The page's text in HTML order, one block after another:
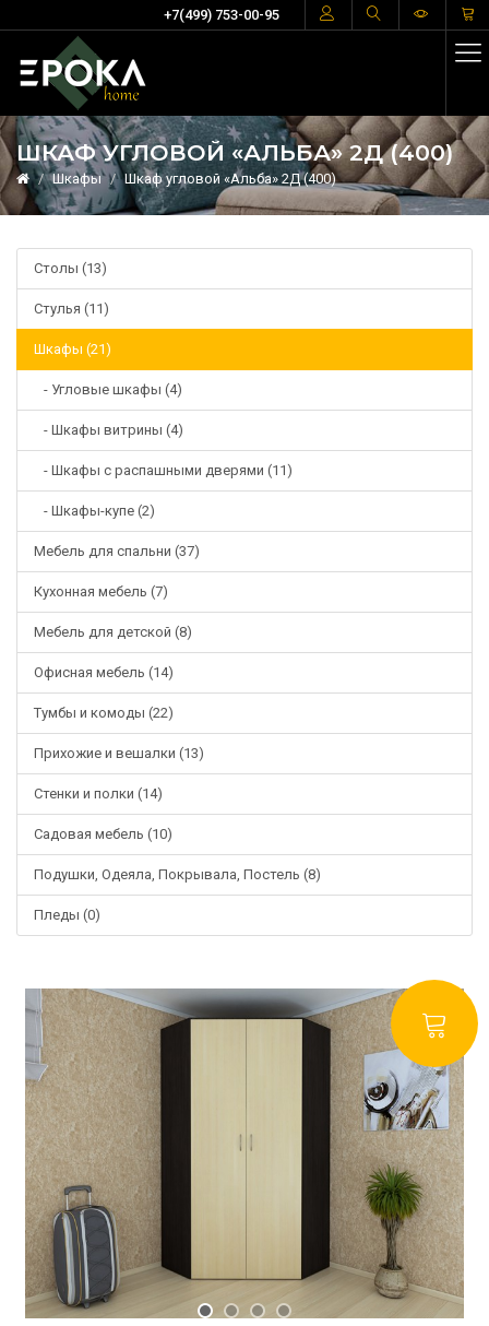
+7(499) 753-00-95
ШКАФ УГЛОВОЙ «АЛЬБА» 2Д (400)
Шкафы Шкаф угловой «Альба» 2Д (400)
Столы (13)
Стулья (11)
Шкафы (21)
- Угловые шкафы (4)
- Шкафы витрины (4)
- Шкафы с распашными дверями (11)
- Шкафы-купе (2)
Мебель для спальни (37)
Кухонная мебель (7)
Мебель для детской (8)
Офисная мебель (14)
Тумбы и комоды (22)
Прихожие и вешалки (13)
Стенки и полки (14)
Садовая мебель (10)
Подушки, Одеяла, Покрывала, Постель (8)
Пледы (0)